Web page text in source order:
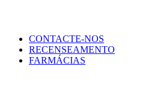
CONTACTE-NOS
RECENSEAMENTO
FARMÁCIAS